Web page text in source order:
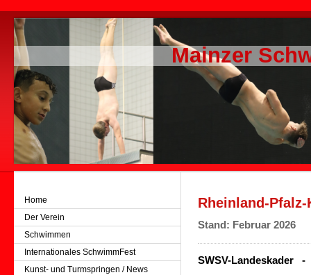
Mainzer
Home
Der Verein
Schwimmen
Internationales SchwimmFest
Kunst- und Turmspringen / News
Rheinland-
Stand: Februar 2026
SWSV-Landeskader